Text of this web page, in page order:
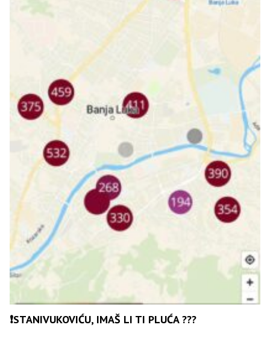
❗️STANIVUKOVIĆU, IMAŠ LI TI PLUĆA ???